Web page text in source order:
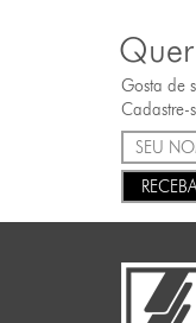
Gosta de
Cadastre-